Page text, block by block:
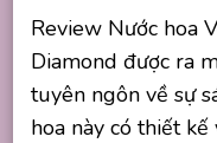
Review Nước hoa
Diamond được ra
tuyên ngôn về sự
hoa này có thiết